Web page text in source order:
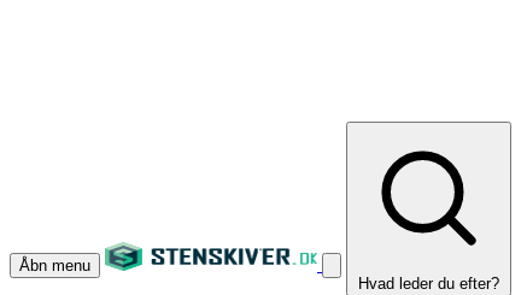
Åbn menu
Hvad leder du efter?